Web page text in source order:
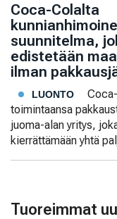
Coca-Colalta
suunnitelma,
edistetään
ilman
LUONTO
toimintaansa
juoma-alan yritys,
kierrättämään yhtä
Tuoreimmat